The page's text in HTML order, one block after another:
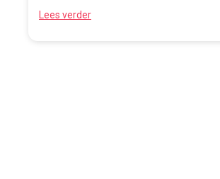
Lees verder